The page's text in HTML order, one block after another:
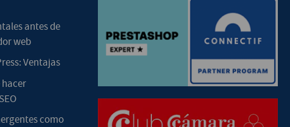
antes de
web
Ventajas
hacer
como